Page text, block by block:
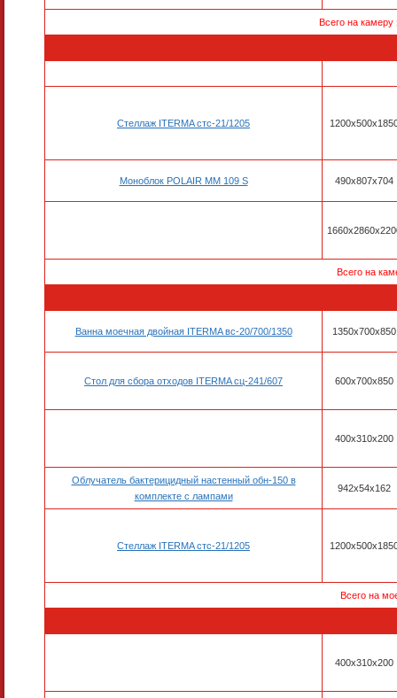
Всего на
Стеллаж ITERMA стс-21/1205
Моноблок POLAIR MM 109 S 490х807х704
Всего на
Ванна моечная двойная ITERMA вс-20/700/1350 1350х700х850
Стол для сбора отходов ITERMA сц-241/607 600х700х850
400х310х200
Облучатель бактерицидный настенный обн-150 в
комплекте с лампами
942х54х162
Стеллаж ITERMA стс-21/1205
Всего на
400х310х200